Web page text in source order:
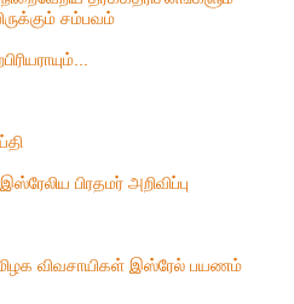
சம்பவம்
பிரதமர் அறிவிப்பு
விவசாயிகள் இஸ்ரேல் பயணம்